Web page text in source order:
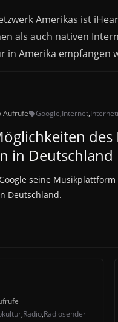
Amerikas ist
als auch nativen
in Amerika empfangen
Aufrufe Google,Internet,
in Deutschland
seine
Deutschland.
,Radio,Radiosender